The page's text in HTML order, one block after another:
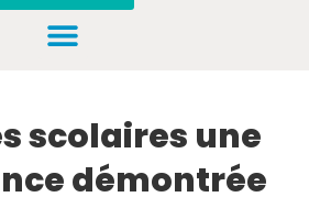
scolaires une
démontrée